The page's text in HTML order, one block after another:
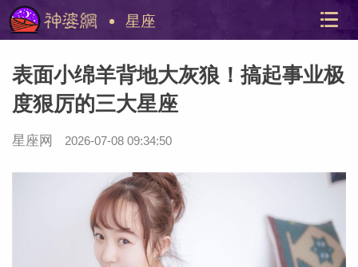
星座
站内导
表面小绵羊背地大灰狼！搞起事业极
度狠厉的三大星座
星座网 2026-07-08 09:34:50